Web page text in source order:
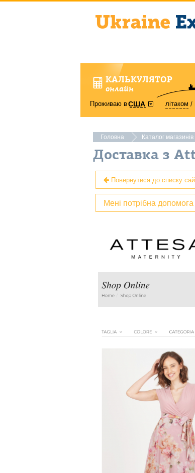
КАЛЬКУЛЯТОР
онлайн
Проживаю вСША літаком
Головна Каталог магазинів
Доставка з
Повернутися до списку
Мені потрібна допомога